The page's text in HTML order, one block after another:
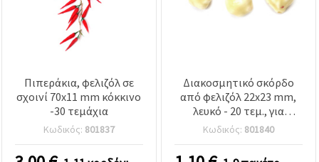
Πιπεράκια, φελιζόλ σε
σχοινί 70x11 mm κόκκινο
-30 τεμάχια
Κωδικός: 801837
Διακοσμητικό σκόρδο
από φελιζόλ 22x23 mm,
λευκό - 20 τεμ., για
χειροτεχνίες &
διακόσμηση σπιτιού
Κωδικός: 801840